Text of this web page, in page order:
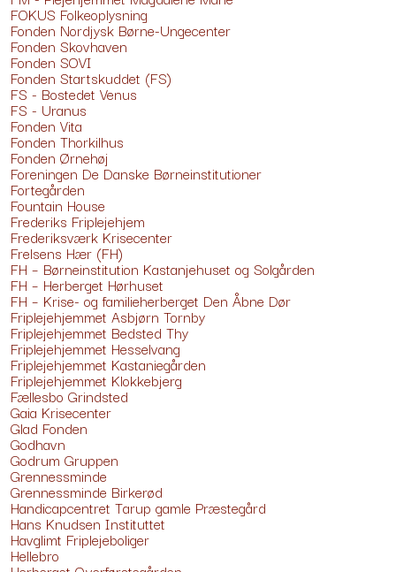
FOKUS Folkeoplysning
Fonden Nordjysk Børne-Ungecenter
Fonden Skovhaven
Fonden SOVI
Fonden Startskuddet (FS)
FS - Bostedet Venus
FS - Uranus
Fonden Vita
Fonden Thorkilhus
Fonden Ørnehøj
Foreningen De Danske Børneinstitutioner
Fortegården
Fountain House
Frederiks Friplejehjem
Frederiksværk Krisecenter
Frelsens Hær (FH)
FH – Børneinstitution Kastanjehuset og Solgården
FH – Herberget Hørhuset
FH – Krise- og familieherberget Den Åbne Dør
Friplejehjemmet Asbjørn Tornby
Friplejehjemmet Bedsted Thy
Friplejehjemmet Hesselvang
Friplejehjemmet Kastaniegården
Friplejehjemmet Klokkebjerg
Fællesbo Grindsted
Gaia Krisecenter
Glad Fonden
Godhavn
Godrum Gruppen
Grennessminde
Grennessminde Birkerød
Handicapcentret Tarup gamle Præstegård
Hans Knudsen Instituttet
Havglimt Friplejeboliger
Hellebro